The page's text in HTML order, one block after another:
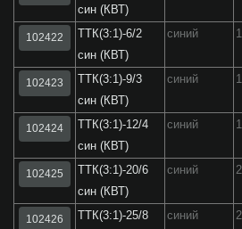
син (КВТ)
102422
ТТК(3:1)-6/2
син (КВТ)
синий
102423
ТТК(3:1)-9/3
син (КВТ)
синий
102424
ТТК(3:1)-12/4
син (КВТ)
синий
102425
ТТК(3:1)-20/6
син (КВТ)
синий 2
102426
ТТК(3:1)-25/8
синий